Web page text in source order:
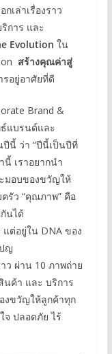
เล่าเรื่องราว
การ และ
Evolution ใน
สร้างคุณค่าสู่
อยู่อาศัยที่ดี
Brand &
แบรนด์และ
ปีนี้ ว่า “ปีนี้เป็นปีที่
เราอยากนำ
มอบของขวัญให้
รัว “คุณภาพ” คือ
นได้
แต่อยู่ใน DNA ของ
ญ
าว ผ่าน 10 ภาพถ่าย
นค้า และ บริการ
งขวัญให้ลูกค้าทุก
จ ปลอดภัย ไร้